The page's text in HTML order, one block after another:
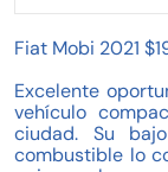
Fiat Mobi 2021
Excelente
vehículo
ciudad. Su
combustible lo